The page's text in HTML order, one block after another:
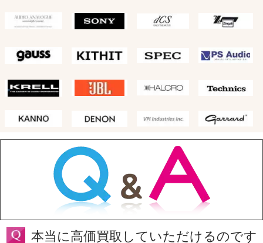
本当に高価買取していただけるのです